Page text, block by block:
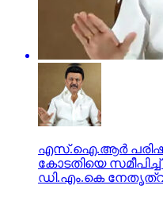
എസ്.ഐ.ആർ
കോടതിയെ സമീപിച്ച്
ഡി.എം.കെ